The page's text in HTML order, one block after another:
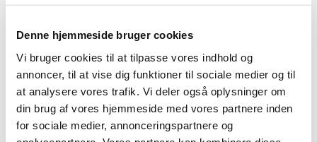
Denne hjemmeside bruger cookies
Vi bruger cookies til at tilpasse vores indhold og
annoncer, til at vise dig funktioner til sociale medier og til
at analysere vores trafik. Vi deler også oplysninger om
din brug af vores hjemmeside med vores partnere inden
for sociale medier, annonceringspartnere og
Bestsælgende varer i Hundelegetøj
Spar 41% Spar 50%